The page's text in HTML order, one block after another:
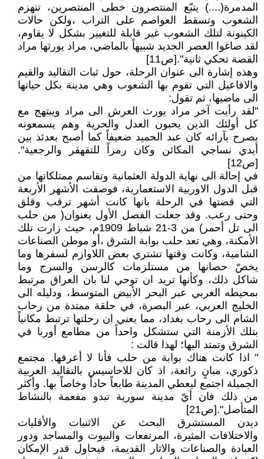
المدمرة(....) يتبّع المنتصرون خطى المنتصرين، تنهزم
الشعوب وتسقط العواصم على التراب ،ولكن حالات
الكينونة لتلك الشعوب غير قابلة للتغيير بشكل لا يقاوم،
لقد صاغوا العصر الجديد شبيهاً بالماضي، مراد يورثها مراد
القصة تحكي ثانية".[ص11]
وهذه إشارة الى عنوان الرحلة، حول ثبات التقاليد والقيم
والافاعيل التي تقوم بها الشعوب وهي مدينة بكل حياتها
الى ماضيها، ثم تقول:
"لقد رأيت آخر مراد يورث العرش الى مراد ويبتهج مع
كل أولئك الذين يحبون العدل والحرية وهم يسمعونه
يصرح بآرائه كان عبد الحميد ضعيفاً كما أصبح بعدئذ بين
أيدي نساجي المكائن وكان رمزاً للتقهقر والرجعية".
[ص12]
في إحالة الى نهاية الدولة العثمانية وتقاسم ممتلكاتها من
قبل الدول الاوربية الاستعمارية، فوصفت الأشهر الأربعة
التي قضتها في الرحلة بانها كانت أشهر ترقب وقلق
وحتى رعب. وقد جعلت الفصل الأول بعنوان( من حلب
الى تل أحمر) من 3-21 شباط 1909م، حيث زارت تلك
الأمكنة، وهي تعد حلب بوابة الشرق ،أو موطن الصناعات
الشامية، وكانت وقتها تشتري بعض اللاوازم لسفرها وما
يخصّ حصانها من مستلزمات كالرسن والسرج وما
شاكل ذلك، وكأنها تريد ان توحي لنا بان العراق مرتبط
بمحيطه الغربي عبر البحر الأبيض المتوسط، ودليله الى
الخليج العربي، عبر البصرة، في حلقة ممتدة من رحاب
الشام الى رحاب بغداد، مما يعني ان رحلتها ترتبط مكانياً
بتلك الأزمنة التي ستشكل واحداً من مطامع أوربا في
الشرق وتمتد اليها؛ لهذا قالت :
" اذا كانت هناك بوابة من حلب فأنا لا أعرفها. مجتمع
ذكوري، مبانٍ رائعة، اذ كان للاحاسيس بالتقاليد العربية
الجميلة اجتمع ليعطي المدينة طابعاً حاداً وخاصاً بها. وأكثر
من ذلك فان أيّ مدينة سورية تبدو مفعمة بالنشاط
المتأصل".[ص21]
ديدن المستشرق البحث عن الاثنيات والأقليات
والاختلافات المثيرة، المرتفعات والبيوت والمساجد ودور
العبادة والصناعات والاثار القديمة، فيحاول قدر الإمكان